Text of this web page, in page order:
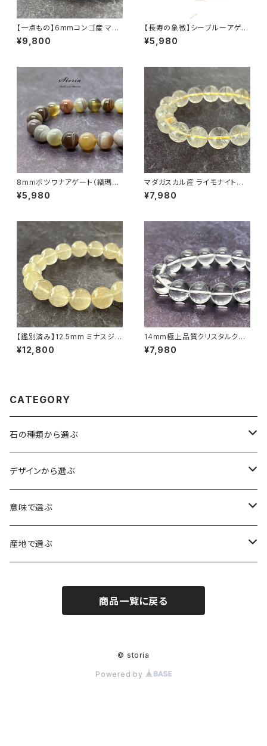
【一点もの】6mmコンゴ産 マラ
カイト ブレスレット【鑑別済み】
¥9,800
【長寿の象徴】シーブルーアゲー
ト（縞メノウ） 8mm珠 ブレスレ
ット
¥5,980
8mmボツワナアゲート（縞瑪
瑙）ブレスレット
¥5,980
マダガスカル産 ライモナイト共
生 13.5mm ガーデンクォーツ
ブレスレット
¥7,980
【鑑別済み】12.5mm ミナスジェ
ライス産 ヴィーナスヘアルチル
クォーツ（金針水晶）ブレスレット
¥12,800
14mm極上品質クリスタルクォ
ーツ（天然水晶）ブレスレット【ミ
ナスジェライス産】
¥7,980
CATEGORY
石の種類から選ぶ
水晶（クォーツ）
アイリスクォーツ（虹入り水晶）
ヒマラヤ水晶
ローズクォーツ（紅水晶）
アメジスト（紫水晶）
スモーキークォーツ（煙水晶）
アイリススモーキークォーツ（虹入り水晶）
デザインから選ぶ
龍彫刻（水晶）
龍彫刻（オニキス）
意味で選ぶ
魔除け・厄除け
癒やし・ヒーリング
産地で選ぶ
商品一覧に戻る
© storia
Powered by